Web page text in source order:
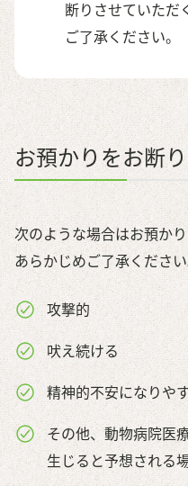
断りさせていただ
ご了承ください。
お預かりをお断
次のような場合はお預か
あらかじめご了承くださ
攻撃的
吠え続ける
精神的不安になりや
その他、動物病院医
生じると予想される